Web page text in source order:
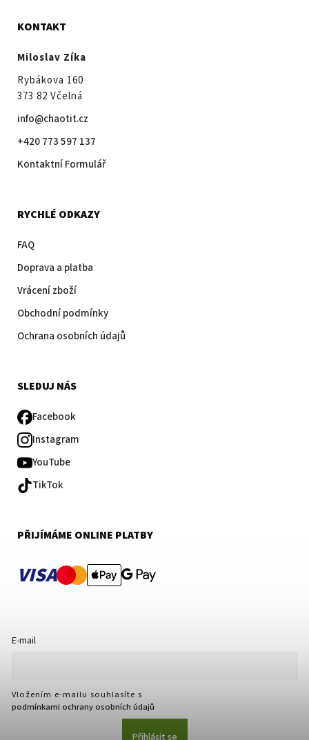
KONTAKT
Miloslav Zíka
Rybákova 160
373 82 Včelná
info@chaotit.cz
+420 773 597 137
Kontaktní Formulář
RYCHLÉ ODKAZY
FAQ
Doprava a platba
Vrácení zboží
Obchodní podmínky
Ochrana osobních údajů
SLEDUJ NÁS
Facebook
Instagram
YouTube
TikTok
PŘIJÍMÁME ONLINE PLATBY
VISA
E-mail
Vložením e-mailu souhlasíte s
podmínkami ochrany osobních údajů